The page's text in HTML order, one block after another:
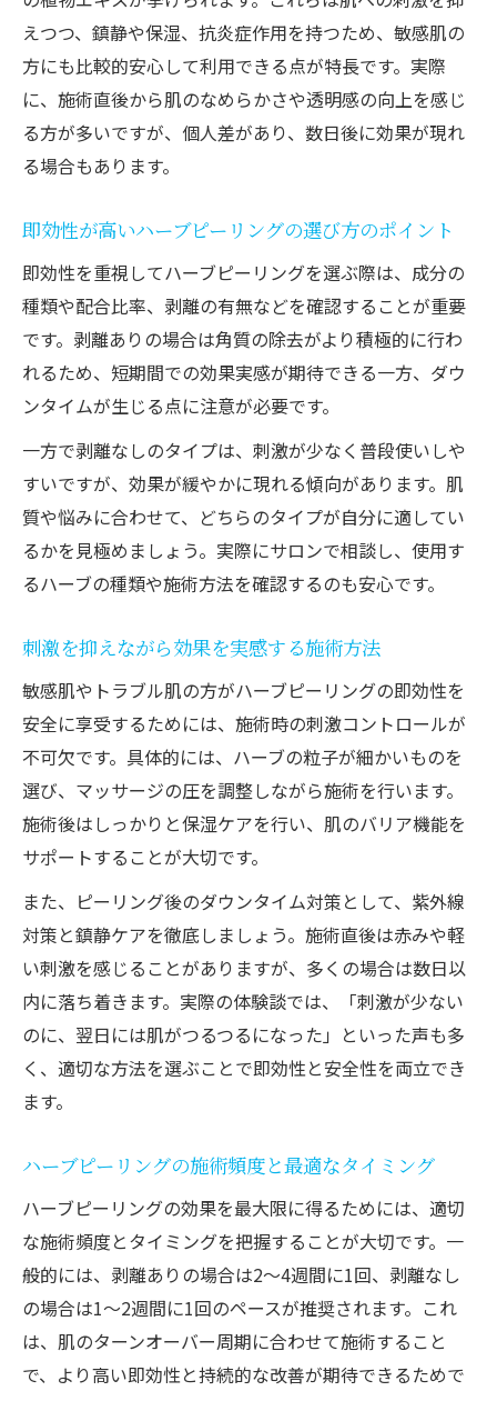
えつつ、鎮静や保湿、抗炎症作用を持つため、敏感肌の
方にも比較的安心して利用できる点が特長です。実際
に、施術直後から肌のなめらかさや透明感の向上を感じ
る方が多いですが、個人差があり、数日後に効果が現れ
る場合もあります。
即効性が高いハーブピーリングの選び方のポイント
即効性を重視してハーブピーリングを選ぶ際は、成分の
種類や配合比率、剥離の有無などを確認することが重要
です。剥離ありの場合は角質の除去がより積極的に行わ
れるため、短期間での効果実感が期待できる一方、ダウ
ンタイムが生じる点に注意が必要です。
一方で剥離なしのタイプは、刺激が少なく普段使いしや
すいですが、効果が緩やかに現れる傾向があります。肌
質や悩みに合わせて、どちらのタイプが自分に適してい
るかを見極めましょう。実際にサロンで相談し、使用す
るハーブの種類や施術方法を確認するのも安心です。
刺激を抑えながら効果を実感する施術方法
敏感肌やトラブル肌の方がハーブピーリングの即効性を
安全に享受するためには、施術時の刺激コントロールが
不可欠です。具体的には、ハーブの粒子が細かいものを
選び、マッサージの圧を調整しながら施術を行います。
施術後はしっかりと保湿ケアを行い、肌のバリア機能を
サポートすることが大切です。
また、ピーリング後のダウンタイム対策として、紫外線
対策と鎮静ケアを徹底しましょう。施術直後は赤みや軽
い刺激を感じることがありますが、多くの場合は数日以
内に落ち着きます。実際の体験談では、「刺激が少ない
のに、翌日には肌がつるつるになった」といった声も多
く、適切な方法を選ぶことで即効性と安全性を両立でき
ます。
ハーブピーリングの施術頻度と最適なタイミング
ハーブピーリングの効果を最大限に得るためには、適切
な施術頻度とタイミングを把握することが大切です。一
般的には、剥離ありの場合は2～4週間に1回、剥離なし
の場合は1～2週間に1回のペースが推奨されます。これ
は、肌のターンオーバー周期に合わせて施術すること
で、より高い即効性と持続的な改善が期待できるためで